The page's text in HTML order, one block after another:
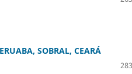
SOBRAL, CEARÁ